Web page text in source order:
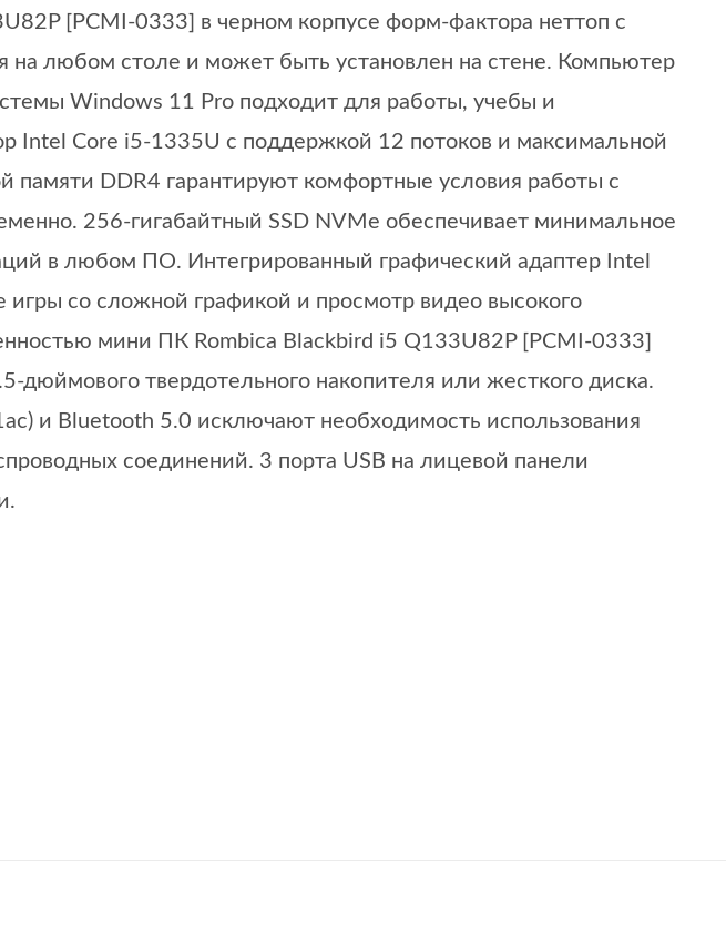
[PCMI-0333] в черном корпусе форм-фактора неттоп с
на любом столе и может быть установлен на стене. Компьютер
Windows 11 Pro подходит для работы, учебы и
Intel Core i5-1335U с поддержкой 12 потоков и максимальной
памяти DDR4 гарантируют комфортные условия работы с
256-гигабайтный SSD NVMe обеспечивает минимальное
в любом ПО. Интегрированный графический адаптер Intel
игры со сложной графикой и просмотр видео высокого
мини ПК Rombica Blackbird i5 Q133U82P [PCMI-0333]
дюймового твердотельного накопителя или жесткого диска.
и Bluetooth 5.0 исключают необходимость использования
соединений. 3 порта USB на лицевой панели